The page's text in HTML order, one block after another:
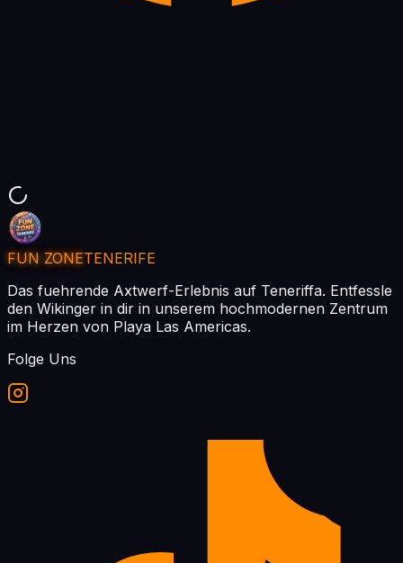
FUN ZONETENERIFE
Das fuehrende Axtwerf-Erlebnis auf Teneriffa. Entfessle
den Wikinger in dir in unserem hochmodernen Zentrum
im Herzen von Playa Las Americas.
Folge Uns